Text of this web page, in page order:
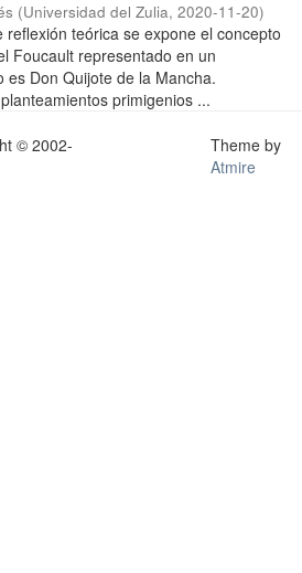
(Universidad del Zulia, 2020-11-20)
reflexión teórica se expone el concepto
Foucault representado en un
es Don Quijote de la Mancha.
primigenios ...
© 2002-
Theme by
Atmire